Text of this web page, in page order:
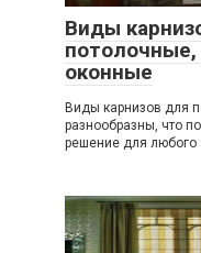
Виды
оконные
Виды карнизов для
разнообразны, что
решение для любого